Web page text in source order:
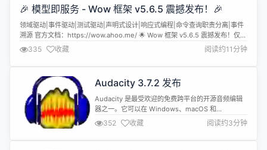
示： 工作流编排等： Ag...
🎉 模型即服务 - Wow 框架 v5.6.5 震撼发布！🎉
领域驱动|事件驱动|测试驱动|声明式设计|响应式编程|命令查询职责分离|事件
溯源 官方文档：https://wow.ahoo.me/ 🌟 Wow 框架 v5.6.5 震撼发布！仅需
编写领域模型，即可以完成服务开发！ 🌟 核心优化概览 🔧框架增强 强化状态
聚合根解析与异常处理机制 新增命令后置处理器（AfterCommand）支持：支
持优先级排序与执行策...
335 收藏 阅读约11分钟
Audacity 3.7.2 发布
Audacity 是最受欢迎的免费跨平台的开源音频编辑
器之一。它可以在 Windows、macOS 和
GNU/Linux 设备上下载和使用，并且长期以来维持
更新，功能也十分丰富。 Audacity 3.7.2 现已发
布，这是一个补丁版本。一些更新内容如下：
352 收藏 阅读约3分钟